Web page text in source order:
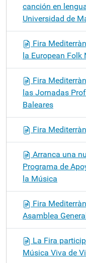
canción en
Universidad de
Fira
la European Folk
Fira
las Jornadas
Baleares
Fira
Arranca una
Programa de
la Música
Fira
Asamblea
La Fira
Música Viva de